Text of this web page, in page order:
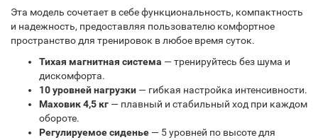
Эта модель сочетает в себе функциональность, компактность
и надежность, предоставляя пользователю комфортное
пространство для тренировок в любое время суток.
Тихая магнитная система — тренируйтесь без шума и
дискомфорта.
10 уровней нагрузки — гибкая настройка интенсивности.
Маховик 4,5 кг — плавный и стабильный ход при каждом
обороте.
Регулируемое сиденье — 5 уровней по высоте для